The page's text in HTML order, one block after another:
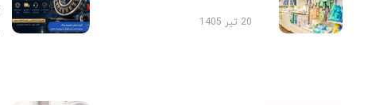
20 تیر 1405